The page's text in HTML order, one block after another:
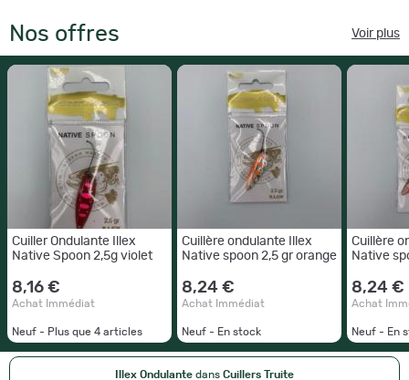
Nos offres Voir plus
Cuiller Ondulante Illex
Native Spoon 2,5g violet
8,16 €
Achat Immédiat
Neuf - Plus que 4 articles
Cuillère ondulante Illex
Native spoon 2,5 gr orange
8,24 €
Achat Immédiat
Neuf - En stock
Cuillère
Native
8,24 €
Achat
Neuf - En
Illex Ondulante dans Cuillers Truite